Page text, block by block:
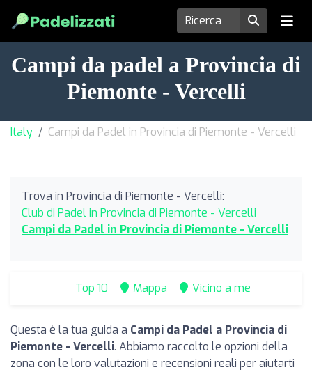
Campi da padel a Provincia di
Piemonte - Vercelli
Italy Campi da Padel in Provincia di Piemonte - Vercelli
Trova in Provincia di Piemonte - Vercelli:
Club di Padel in Provincia di Piemonte - Vercelli
Campi da Padel in Provincia di Piemonte - Vercelli
Top 10 Mappa Vicino a me
Questa è la tua guida a Campi da Padel a Provincia di
Piemonte - Vercelli. Abbiamo raccolto le opzioni della
zona con le loro valutazioni e recensioni reali per aiutarti